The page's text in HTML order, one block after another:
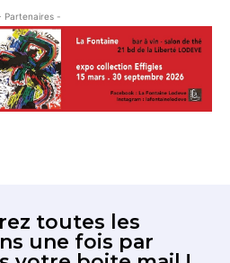
Partenaires -
toutes les
une fois par